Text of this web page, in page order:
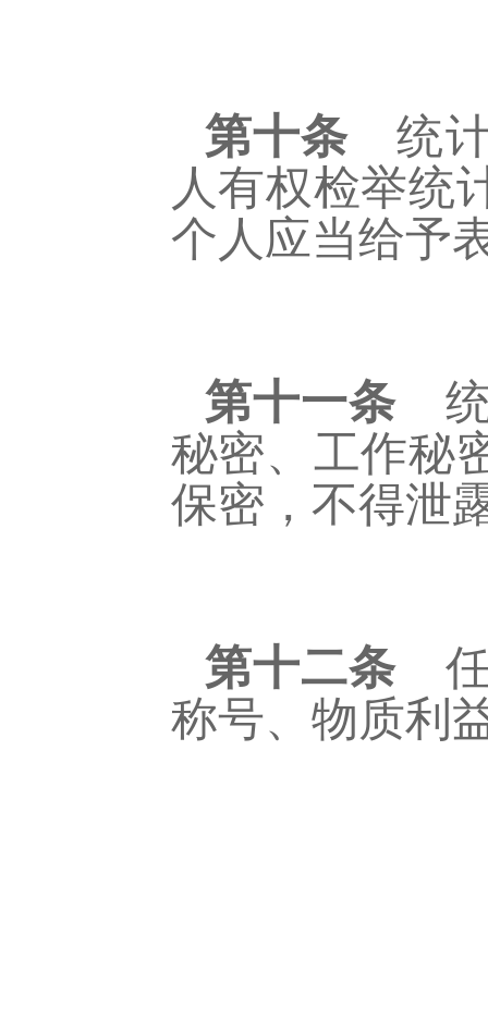
第十条 统计
人有权检举统
个人应当给予
第十一条 统
秘密、工作秘
保密，不得泄
第十二条 任
称号、物质利